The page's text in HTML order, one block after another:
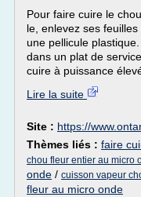
Pour faire cuire le
le, enlevez ses
une pellicule
dans un plat de
cuire à puissance
Lire la suite
Site : https://
Thèmes liés : faire
chou fleur entier au micro
onde / cuisson vapeur
fleur au micro onde